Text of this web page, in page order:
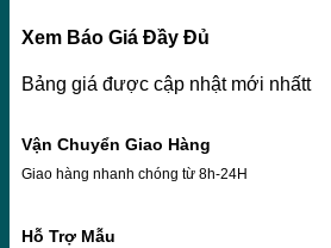
Xem Báo Giá Đầy Đủ
Bảng giá được cập nhật mới nhấtt
Vận Chuyển Giao Hàng
Giao hàng nhanh chóng từ 8h-24H
Hỗ Trợ Mẫu